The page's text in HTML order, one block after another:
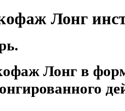
Лонг
Лонг в